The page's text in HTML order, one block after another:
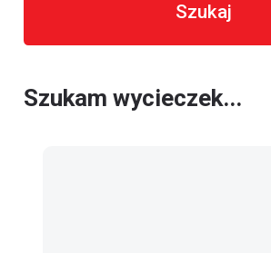
Szukaj
Szukam wycieczek...